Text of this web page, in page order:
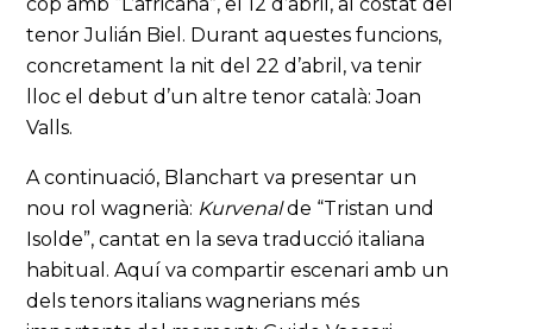
tenor Julián Biel. Durant aquestes funcions,
concretament la nit del 22 d’abril, va tenir
lloc el debut d’un altre tenor català: Joan
Valls.
A continuació, Blanchart va presentar un
nou rol wagnerià: Kurvenalde “Tristan und
Isolde”, cantat en la seva traducció italiana
habitual. Aquí va compartir escenari amb un
dels tenors italians wagnerians més